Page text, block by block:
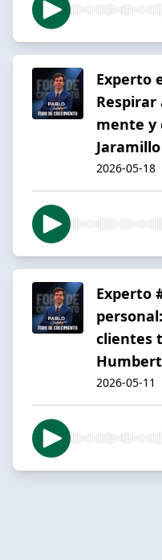
Experto
mente y
Jaramillo
2026-05-18
Experto
clientes
2026-05-11